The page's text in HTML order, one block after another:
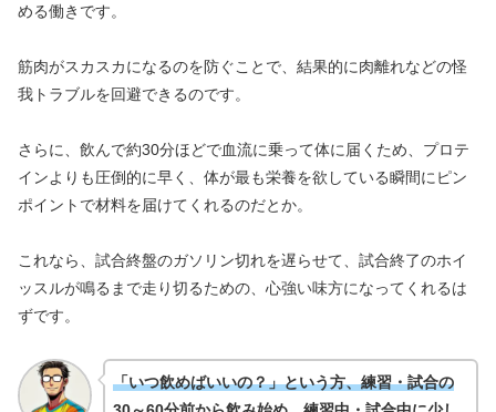
める働きです。
筋肉がスカスカになるのを防ぐことで、結果的に肉離れなどの怪
我トラブルを回避できるのです。
さらに、飲んで約30分ほどで血流に乗って体に届くため、プロテ
インよりも圧倒的に早く、体が最も栄養を欲している瞬間にピン
ポイントで材料を届けてくれるのだとか。
これなら、試合終盤のガソリン切れを遅らせて、試合終了のホイ
ッスルが鳴るまで走り切るための、心強い味方になってくれるは
ずです。
「いつ飲めばいいの？」という方、練習・試合の